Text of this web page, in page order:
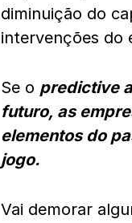
diminuição do
intervenções do
Se o predictive
futuro, as
elementos do
jogo.
Vai demorar